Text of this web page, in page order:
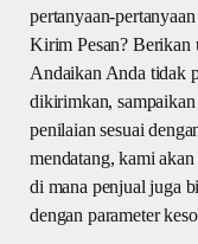
pertanyaan-
Kirim Pesan? Berikan
Andaikan Anda tidak
dikirimkan, sampaikan
penilaian sesuai
mendatang, kami
di mana penjual juga
dengan parameter